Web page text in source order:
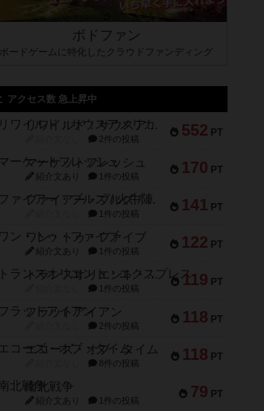
ボドファン
ボードゲームに特化したクラウドファンディング
アクセス数 急上昇中
552 PT
リワイルド：サウスアメリカ
2件の投稿
170 PT
マーケットフレッシュ
紹介文あり 1件の投稿
141 PT
ファイアー・ブルズ / 火牛陣
1件の投稿
122 PT
ワン・トゥ・ファイブ
紹介文あり 1件の投稿
119 PT
トランスオリエント・エクスプレス
1件の投稿
118 PT
フラットアイアン
2件の投稿
118 PT
エコーズ・オブ・タイム
8件の投稿
79 PT
南北戦争
紹介文あり 1件の投稿